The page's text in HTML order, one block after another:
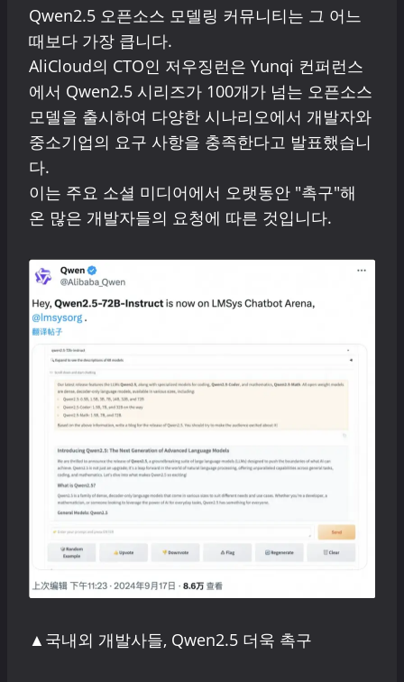
Qwen2.5 오픈소스 모델링 커뮤니티는 그 어느
때보다 가장 큽니다.
AliCloud의 CTO인 저우징런은 Yunqi 컨퍼런스
에서 Qwen2.5 시리즈가 100개가 넘는 오픈소스
모델을 출시하여 다양한 시나리오에서 개발자와
중소기업의 요구 사항을 충족한다고 발표했습니
다.
이는 주요 소셜 미디어에서 오랫동안 "촉구"해
온 많은 개발자들의 요청에 따른 것입니다.
▲국내외 개발사들, Qwen2.5 더욱 촉구